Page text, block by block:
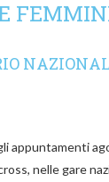
appuntamenti
nelle gare